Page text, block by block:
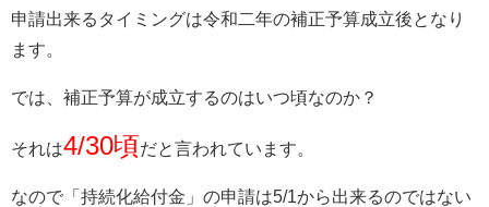
申請出来るタイミングは令和二年の補正予算成立後となり
ます。
では、補正予算が成立するのはいつ頃なのか？
それは4/30頃だと言われています。
なので「持続化給付金」の申請は5/1から出来るのではない